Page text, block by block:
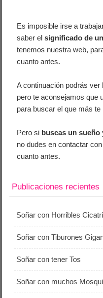
Es imposible irse a
saber elsignificado de
tenemos nuestra web,
cuanto antes.
A continuación podrás
pero te aconsejamos que
para buscar el que más te
Pero si buscas un sueño
no dudes en contactar
cuanto antes.
Publicaciones recientes
Soñar con Horribles
Soñar con Tiburones
Soñar con tener Tos
Soñar con muchos